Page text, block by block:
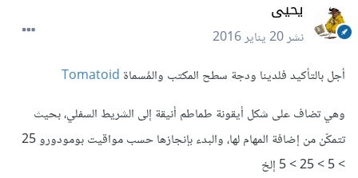
يحيى
نشر20 يناير 2016
أجل بالتأكيد فلدينا ودجة سطح المكتب والمُسماة Tomatoid
وهي تضاف على شكل أيقونة طماطم أنيقة إلى الشريط السفلي، بحيث
تتمكّن من إضافة المهام لها، والبدء بإنجازها حسب مواقيت بومودورو 25
> 5 > 25 > 5 إلخ